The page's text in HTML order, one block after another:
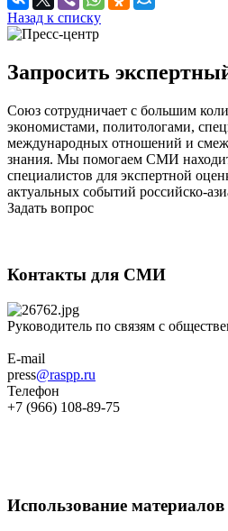
Назад к списку
Запросить
Союз сотрудничает с большим
экономистами, политологами,
международных отношений и
знания. Мы помогаем СМИ
специалистов для экспертной
актуальных событий российско-
Задать вопрос
Контакты для СМИ
Руководитель по связям с
E-mail
press@raspp.ru
Телефон
+7 (966) 108-89-75
Использование